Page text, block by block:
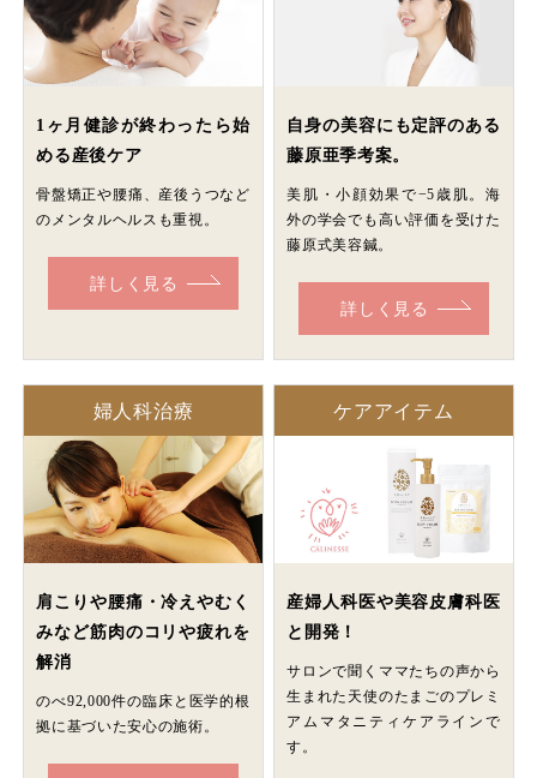
1ヶ月健診が終わったら始
める産後ケア
骨盤矯正や腰痛、産後うつなど
のメンタルヘルスも重視。
詳しく見る
自身の美容にも定評のある
藤原亜季考案。
美肌・小顔効果で−5歳肌。海
外の学会でも高い評価を受けた
藤原式美容鍼。
詳しく見る
婦人科治療
肩こりや腰痛・冷えやむく
みなど筋肉のコリや疲れを
解消
のべ92,000件の臨床と医学的根
拠に基づいた安心の施術。
ケアアイテム
産婦人科医や美容皮膚科医
と開発！
サロンで聞くママたちの声から
生まれた天使のたまごのプレミ
アムマタニティケアラインで
す。